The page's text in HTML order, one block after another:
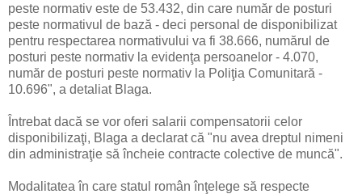
peste normativ este de 53.432, din care număr de posturi
peste normativul de bază - deci personal de disponibilizat
pentru respectarea normativului va fi 38.666, numărul de
posturi peste normativ la evidenţa persoanelor - 4.070,
număr de posturi peste normativ la Poliţia Comunitară -
10.696", a detaliat Blaga.
Întrebat dacă se vor oferi salarii compensatorii celor
disponibilizaţi, Blaga a declarat că "nu avea dreptul nimeni
din administraţie să încheie contracte colective de muncă".
Modalitatea în care statul român înţelege să respecte